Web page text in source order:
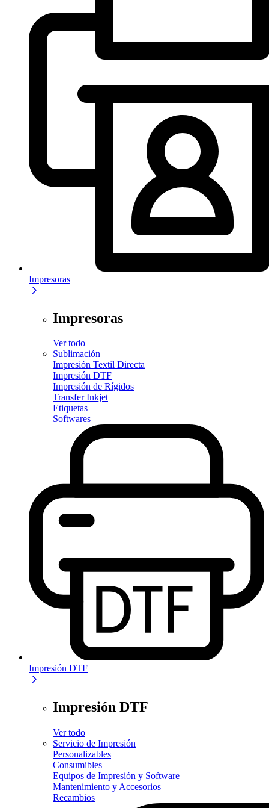
Impresoras
Impresoras
Ver todo
Sublimación
Impresión Textil Directa
Impresión DTF
Impresión de Rígidos
Transfer Inkjet
Etiquetas
Softwares
Impresión DTF
Impresión DTF
Ver todo
Servicio de Impresión
Personalizables
Consumibles
Equipos de Impresión y Software
Mantenimiento y Accesorios
Recambios